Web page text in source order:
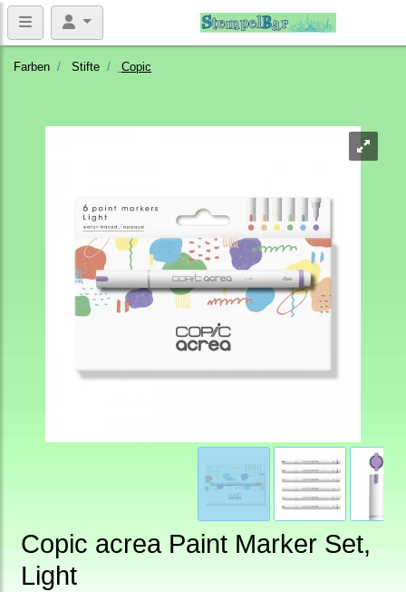
Farben Stifte Copic
Copic acrea Paint Marker Set,
Light